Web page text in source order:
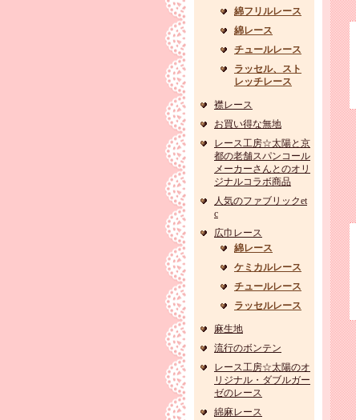
綿フリルレース
綿レース
チュールレース
ラッセル、スト
レッチレース
襟レース
お買い得な無地
レース工房☆太陽と京
都の老舗スパンコール
メーカーさんとのオリ
ジナルコラボ商品
人気のファブリックet
c
広巾レース
綿レース
ケミカルレース
チュールレース
ラッセルレース
麻生地
流行のボンテン
レース工房☆太陽のオ
リジナル・ダブルガー
ゼのレース
綿麻レース